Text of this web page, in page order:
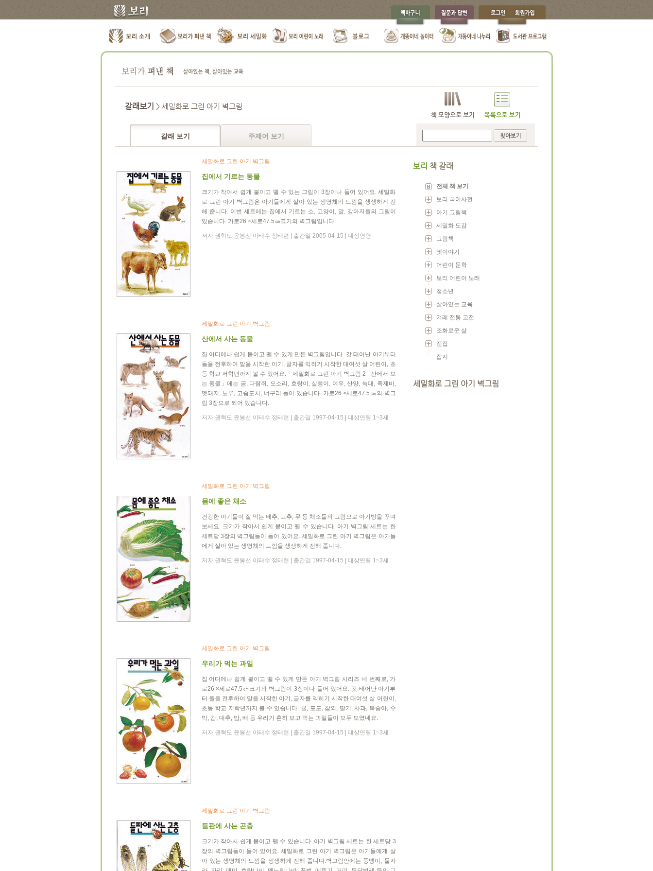
갈래보기 > 세밀화로 그린 아기 벽그림
갈래 보기 주제어 보기
세밀화로 그린 아기 벽그림
집에서 기르는 동물
크기가 작아서 쉽게 붙이고 뗄 수 있는 그림이 3장이나 들어 있어요. 세밀화
로 그린 아기 벽그림은 아기들에게 살아 있는 생명체의 느낌을 생생하게 전
해 줍니다. 이번 세트에는 집에서 기르는 소, 고양이, 말, 강아지들의 그림이
있습니다. 가로26 ×세로47.5㎝크기의 벽그림입니다.
저자 권혁도 윤봉선 이태수 정태련 | 출간일 2005-04-15 | 대상연령
세밀화로 그린 아기 벽그림
산에서 사는 동물
집 어디에나 쉽게 붙이고 뗄 수 있게 만든 벽그림입니다. 갓 태어난 아기부터
돌을 전후하여 말을 시작한 아기, 글자를 익히기 시작한 대여섯 살 어린이, 초
등 학교 저학년까지 볼 수 있어요.「세밀화로 그린 아기 벽그림 2 - 산에서 보
는 동물」에는 곰, 다람쥐, 오소리, 호랑이, 살쾡이, 여우, 산양, 늑대, 족제비,
멧돼지, 노루, 고슴도치, 너구리 들이 있습니다. 가로26 ×세로47.5㎝의 벽그
림 3장으로 되어 있습니다.
저자 권혁도 윤봉선 이태수 정태련 | 출간일 1997-04-15 | 대상연령 1~3세
세밀화로 그린 아기 벽그림
몸에 좋은 채소
건강한 아기들이 잘 먹는 배추, 고추, 무 등 채소들의 그림으로 아기방을 꾸며
보세요. 크기가 작아서 쉽게 붙이고 뗄 수 있습니다. 아기 벽그림 세트는 한
세트당 3장의 벽그림들이 들어 있어요. 세밀화로 그린 아기 벽그림은 아기들
에게 살아 있는 생명체의 느낌을 생생하게 전해 줍니다.
저자 권혁도 윤봉선 이태수 정태련 | 출간일 1997-04-15 | 대상연령 1~3세
세밀화로 그린 아기 벽그림
우리가 먹는 과일
집 어디에나 쉽게 붙이고 뗄 수 있게 만든 아기 벽그림 시리즈 네 번째로, 가
로26 ×세로47.5㎝크기의 벽그림이 3장이나 들어 있어요. 갓 태어난 아기부
터 돌을 전후하여 말을 시작한 아기, 글자를 익히기 시작한 대여섯 살 어린이,
초등 학교 저학년까지 볼 수 있습니다. 귤, 포도, 참외, 딸기, 사과, 복숭아, 수
박, 감, 대추, 밤, 배 등 우리가 흔히 보고 먹는 과일들이 모두 모였네요.
저자 권혁도 윤봉선 이태수 정태련 | 출간일 1997-04-15 | 대상연령 1~3세
세밀화로 그린 아기 벽그림
들판에 사는 곤충
크기가 작아서 쉽게 붙이고 뗄 수 있습니다. 아기 벽그림 세트는 한 세트당 3
장의 벽그림들이 들어 있어요. 세밀화로 그린 아기 벽그림은 아기들에게 살
아 있는 생명체의 느낌을 생생하게 전해 줍니다.벽그림안에는 풍뎅이, 물자
보리 책 갈래
전체 책 보기
보리 국어사전
아기 그림책
세밀화 도감
그림책
옛이야기
어린이 문학
보리 어린이 노래
청소년
살아있는 교육
겨레 전통 고전
조화로운 삶
전집
잡지
세밀화로 그린 아기 벽그림